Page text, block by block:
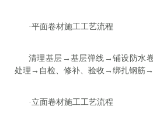
·平面卷材施工工艺流程
清理基层→基层弹线→铺设防水
处理→自检、修补、验收→绑扎钢筋→
·立面卷材施工工艺流程